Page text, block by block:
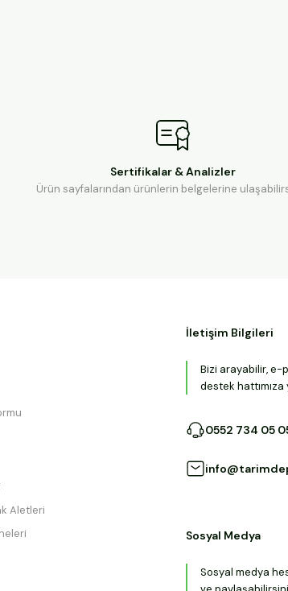
Sertifikalar & Analizler
Ürün sayfalarından ürünlerin belgelerine
Aletleri
İletişim Bilgileri
Bizi arayabilir, e-
destek
0552 734 05
Sosyal Medya
Sosyal medya